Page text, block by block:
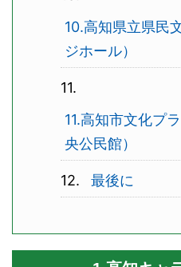
10.高知県立県民
ジホール）
11.高知市文化プ
央公民館）
最後に